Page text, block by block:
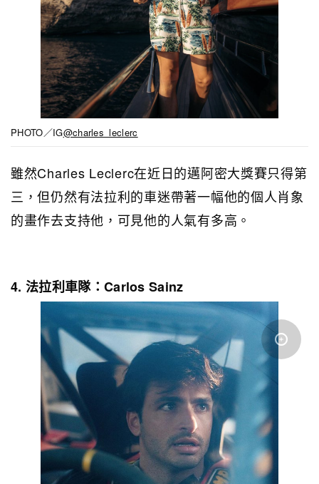
PHOTO／IG@charles_leclerc
雖然Charles Leclerc在近日的邁阿密大獎賽只得第
三，但仍然有法拉利的車迷帶著一幅他的個人肖象
的畫作去支持他，可見他的人氣有多高。
4. 法拉利車隊：Carlos Sainz